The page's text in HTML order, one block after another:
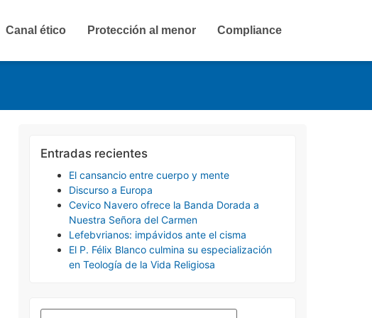
Canal ético Protección al menor Compliance
Entradas recientes
El cansancio entre cuerpo y mente
Discurso a Europa
Cevico Navero ofrece la Banda Dorada a
Nuestra Señora del Carmen
Lefebvrianos: impávidos ante el cisma
El P. Félix Blanco culmina su especialización
en Teología de la Vida Religiosa